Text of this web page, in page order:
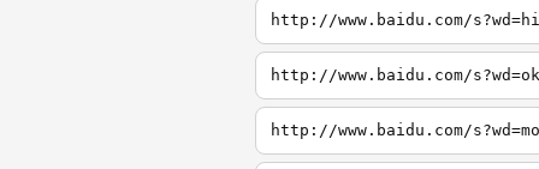
http://www.baidu.com/s?wd=hi
http://www.baidu.com/s?wd=ok
http://www.baidu.com/s?wd=mo